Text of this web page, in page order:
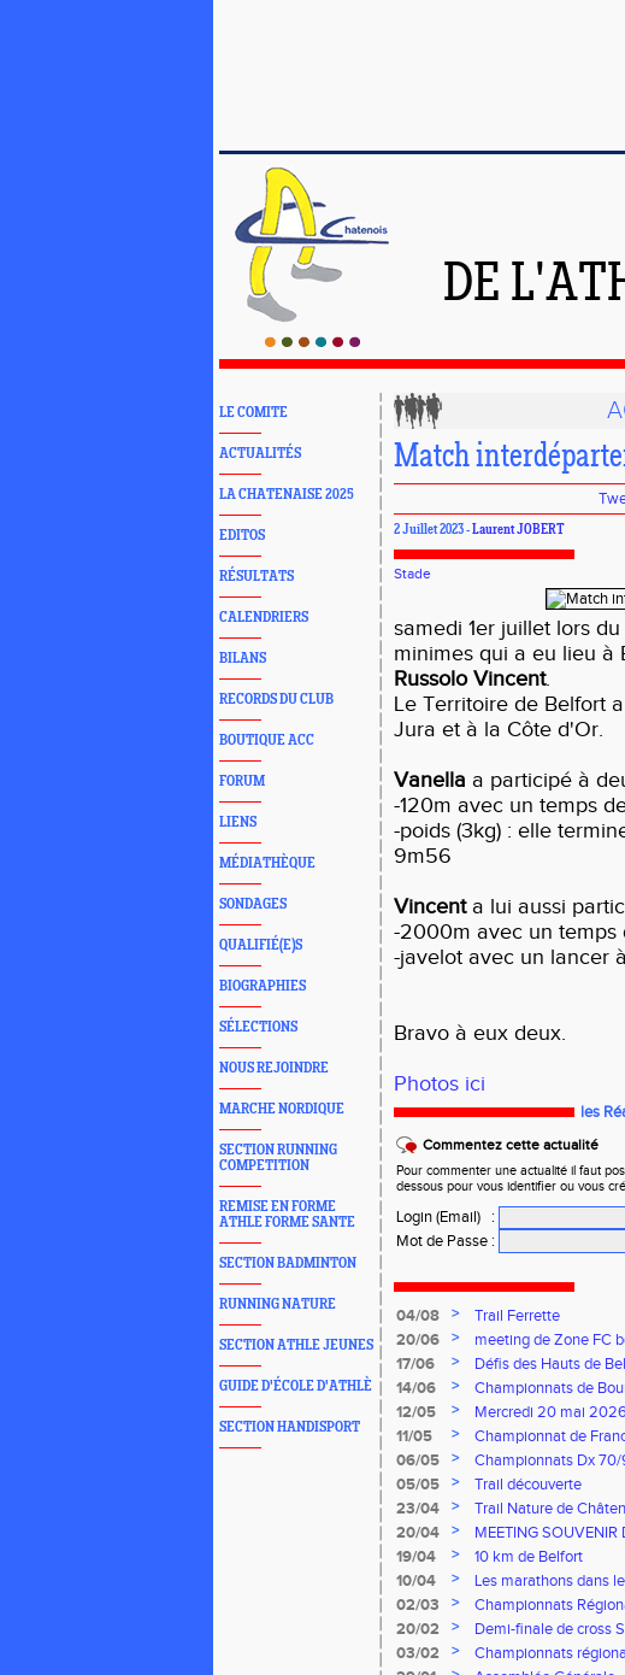
DE
LE COMITE
ACTUALITÉS
LA CHATENAISE 2025
EDITOS
RÉSULTATS
CALENDRIERS
BILANS
RECORDS DU CLUB
BOUTIQUE ACC
FORUM
LIENS
MÉDIATHÈQUE
SONDAGES
QUALIFIÉ(E)S
BIOGRAPHIES
SÉLECTIONS
NOUS REJOINDRE
MARCHE NORDIQUE
SECTION RUNNING
COMPETITION
REMISE EN FORME
ATHLE FORME SANTE
SECTION BADMINTON
RUNNING NATURE
SECTION ATHLE JEUNES
GUIDE D'ÉCOLE D'ATHLÈ
SECTION HANDISPORT
Match
2 Juillet 2023 -Laurent JOBERT
Stade
samedi 1er juillet lors
minimes qui a eu lieu à
Russolo Vincent.
Le Territoire de Belfort
Jura et à la Côte d'Or.
Vanella a participé à
-120m avec un temps
-poids (3kg) : elle
9m56
Vincenta lui aussi
-2000m avec un temps
-javelot avec un lancer
Bravo à eux deux.
Photos ici
les
Commentez cette actualité
Pour commenter une actualité il faut
dessous pour vous identifier ou vous
Login (Email)
:
Mot de Passe :
04/08 >
Trail Ferrette
20/06
>
meeting de Zone FC
17/06
>
Défis des Hauts de
14/06
>
Championnats de
Florentin, le 14 juin
12/05 >
Mercredi 20 mai
11/05
>
Championnat de
06/05
>
Championnats Dx 70/
05/05
>
Trail découverte
23/04
>
Trail Nature de
20/04
>
MEETING
19/04
>
10 km de Belfort
10/04
>
Les marathons dans
02/03
>
Championnats
20/02
>
Demi-finale de cross
03/02
>
Championnats